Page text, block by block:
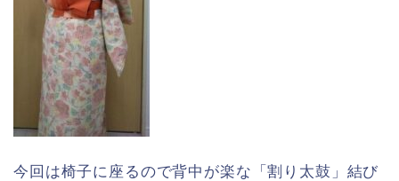
今回は椅子に座るので背中が楽な「割り太鼓」結び